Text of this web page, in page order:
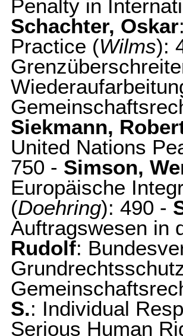
Penalty in
Schachter, Oskar
Practice (Wilms):
Siekmann,
United Nations
750 - Simson,
Europäische
(Doehring): 490 -
Auftragswesen in
Rudolf:
S.: Individual
Serious Human